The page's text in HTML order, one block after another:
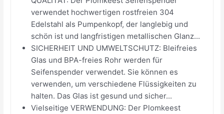
verwendet hochwertigen rostfreien 304
Edelstahl als Pumpenkopf, der langlebig und
schön ist und langfristigen metallischen Glanz...
SICHERHEIT UND UMWELTSCHUTZ: Bleifreies
Glas und BPA-freies Rohr werden für
Seifenspender verwendet. Sie können es
verwenden, um verschiedene Flüssigkeiten zu
halten. Das Glas ist gesund und sicher...
Vielseitige VERWENDUNG: Der Plomkeest